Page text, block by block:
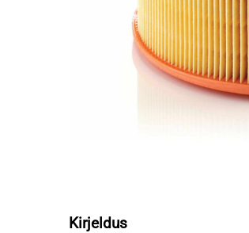
Kirjeldus